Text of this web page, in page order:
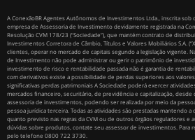
A ConexãoBR Agentes Autônomos de Investimentos Ltda., inscrita sob
empresa de Assessoria de Investimento devidamente registrada na
Resolução CVM 178/23 (“Sociedade”), que mantém contrato de
Investimentos Corretora de Câmbio, Títulos e Valores Mobiliários S.A.
clientes, operar no mercado de capitais segundo a legislação vigente.
de Investimento não pode administrar ou gerir o patrimônio de
investimento de risco e rentabilidade passada não é garantia de
com derivativos existe a possibilidade de perdas superiores aos
significativas perdas patrimoniais A Sociedade poderá exercer
mercados financeiro, securitário, de previdência e capitalização,
assessoria de investimentos, podendo ser realizada por meio da
pessoa jurídica terceira. Todas as atividades são prestadas mantendo
quanto previsto nas regras da CVM ou de outros órgãos reguladores e
dúvidas sobre produtos, contate seu assessor de investimentos. Para
pelo telefone 0800 722 3730.